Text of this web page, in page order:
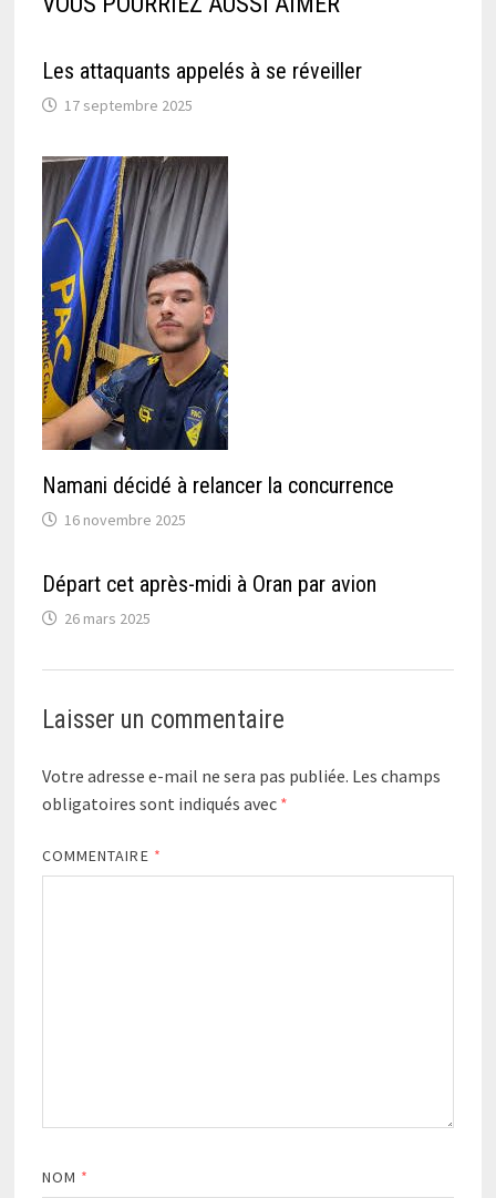
Les attaquants appelés à se réveiller
17 septembre 2025
Namani décidé à relancer la concurrence
16 novembre 2025
Départ cet après-midi à Oran par avion
26 mars 2025
Laisser un commentaire
Votre adresse e-mail ne sera pas publiée. Les champs
obligatoires sont indiqués avec *
COMMENTAIRE *
NOM *